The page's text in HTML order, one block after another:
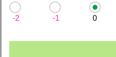
-2 -1 0